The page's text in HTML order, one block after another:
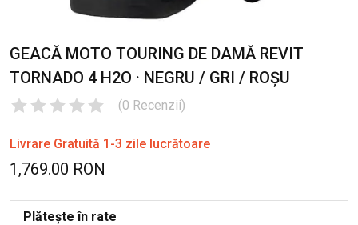
GEACĂ MOTO TOURING DE DAMĂ REVIT
TORNADO 4 H2O · NEGRU / GRI / ROȘU
(0 Recenzii)
Livrare Gratuită 1-3 zile lucrătoare
1,769.00 RON
Plătește în rate